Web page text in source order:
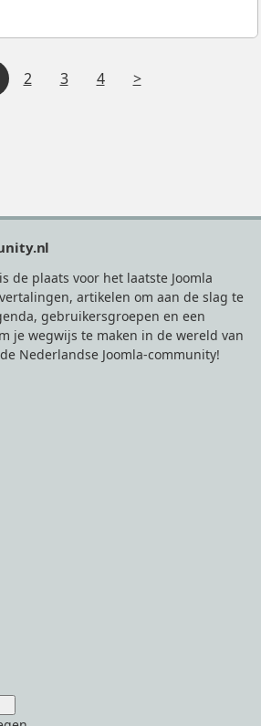
2 3 4
V
e
d
e
de plaats voor het laatste Joomla
artikelen om aan de slag te
gebruikersgroepen en een
je wegwijs te maken in de wereld van
Nederlandse Joomla-community!
for